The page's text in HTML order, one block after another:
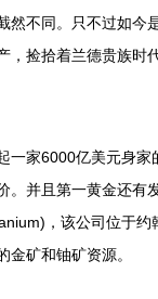
然不同。只不过如今
，捡拾着兰德贵族时
一家6000亿美元身家
。并且第一黄金还有
，该公司位于约
金矿和铀矿资源。